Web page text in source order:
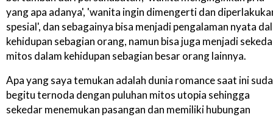
yang apa adanya', 'wanita ingin dimengerti dan
spesial', dan sebagainya bisa menjadi pengalaman nyata
kehidupan sebagian orang, namun bisa juga menjadi
mitos dalam kehidupan sebagian besar orang lainnya.
Apa yang saya temukan adalah dunia romance saat ini
begitu ternoda dengan puluhan mitos utopia sehingga
sekedar menemukan pasangan dan memiliki hubungan